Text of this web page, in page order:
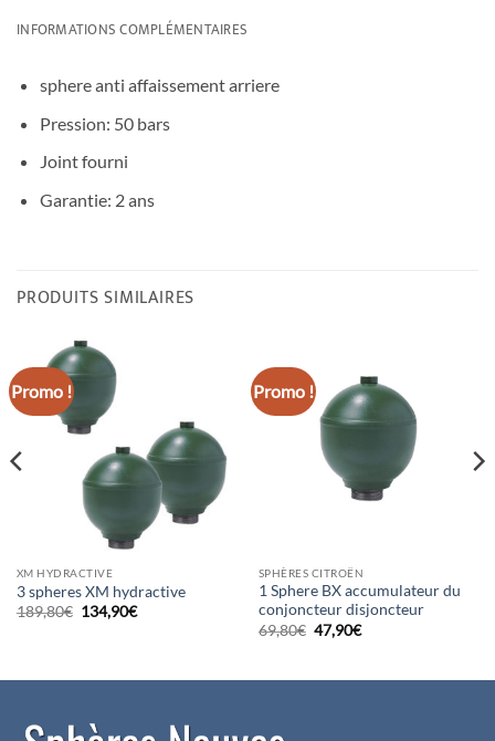
INFORMATIONS COMPLÉMENTAIRES
sphere anti affaissement arriere
Pression: 50 bars
Joint fourni
Garantie: 2 ans
PRODUITS SIMILAIRES
Promo !
XM HYDRACTIVE
3 spheres XM hydractive
189,80€ Le
134,90€Le
Promo !
SPHÈRES CITROËN
1 Sphere BX accumulateur du
conjoncteur disjoncteur
69,80€ Le
prix
47,90€Le